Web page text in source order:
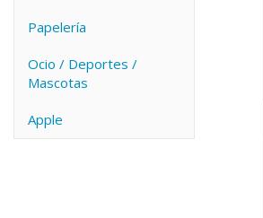
Papelería
Ocio / Deportes /
Mascotas
Apple